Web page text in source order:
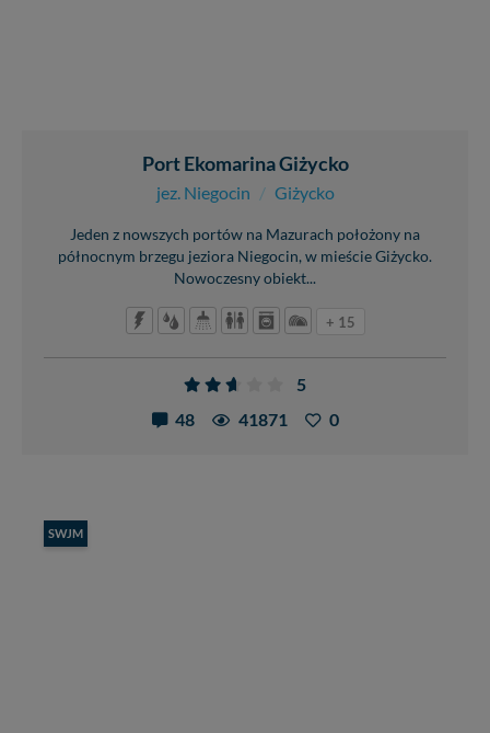
Port Ekomarina Giżycko
jez. Niegocin / Giżycko
Jeden z nowszych portów na Mazurach położony na
północnym brzegu jeziora Niegocin, w mieście Giżycko.
Nowoczesny obiekt...
+ 15
5
48
41871 0
SWJM